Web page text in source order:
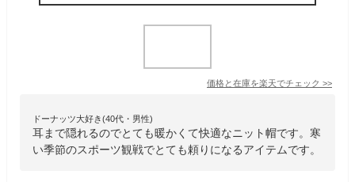
価格と在庫を楽天でチェック >>
ドーナッツ大好き(40代・男性)
耳まで隠れるのでとても暖かくて快適なニット帽です。寒
い季節のスポーツ観戦でとても頼りになるアイテムです。